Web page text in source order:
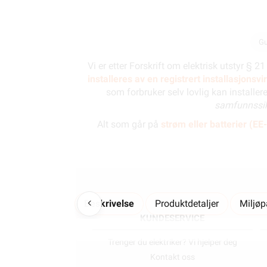
Vi er etter Forskrift om elektrisk utstyr §
installeres av en registrert
strøm eller batterier
KUNDESERVICE
Beskrivelse Produktdetaljer